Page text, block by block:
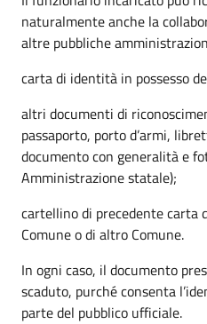
naturalmente anche la
altre pubbliche
carta di identità in possesso
altri documenti di
passaporto, porto d’armi,
documento con generalità e
Amministrazione statale);
cartellino di precedente carta
Comune o di altro Comune.
In ogni caso, il documento
scaduto, purché consenta
parte del pubblico ufficiale.